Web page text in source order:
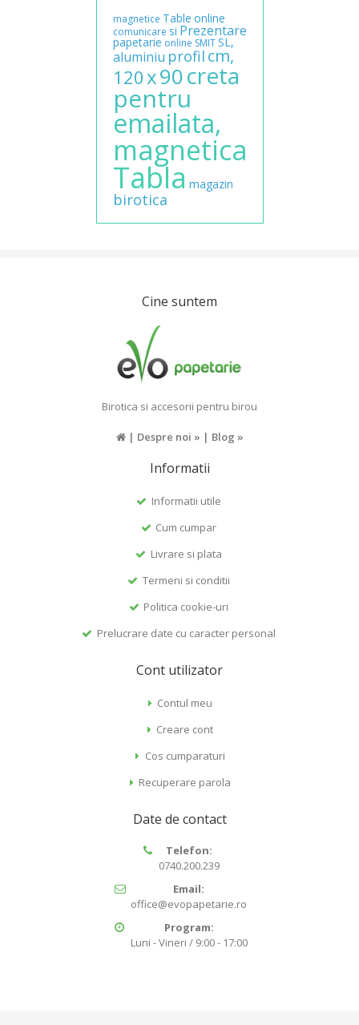
magnetice Table online
comunicare si Prezentare
papetarie online SMIT SL,
aluminiu profil cm,
120x90creta
pentru
emailata,
magnetica
Tabla magazin
birotica
Cine suntem
Birotica si accesorii pentru birou
| Despre noi » | Blog »
Informatii
Informatii utile
Cum cumpar
Livrare si plata
Termeni si conditii
Politica cookie-uri
Prelucrare date cu caracter personal
Cont utilizator
Contul meu
Creare cont
Cos cumparaturi
Recuperare parola
Date de contact
Telefon:
0740.200.239
Email:
office@evopapetarie.ro
Program:
Luni - Vineri / 9:00 - 17:00